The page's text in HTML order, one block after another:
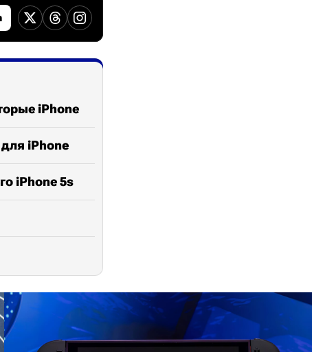
iPhone
iPhone
iPhone 5s